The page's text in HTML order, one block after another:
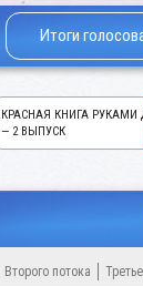
Итоги
КРАСНАЯ КНИГА РУКАМИ
— 2 ВЫПУСК
Второго потока